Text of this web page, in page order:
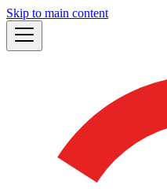
Skip to main content